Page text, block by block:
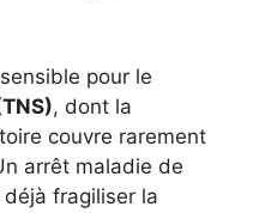
pour le
, dont la
couvre rarement
arrêt maladie de
fragiliser la